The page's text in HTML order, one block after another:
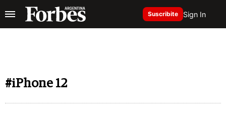
Suscribite Sign In
#iPhone 12